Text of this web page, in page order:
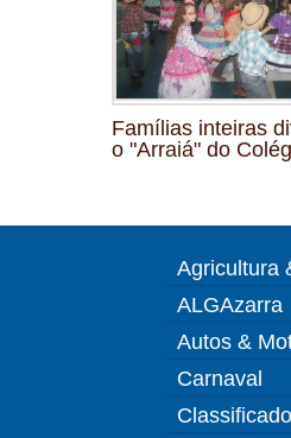
Famílias inteiras
o "Arraiá" do
Agricultura
ALGAzarra
Autos &
Carnaval